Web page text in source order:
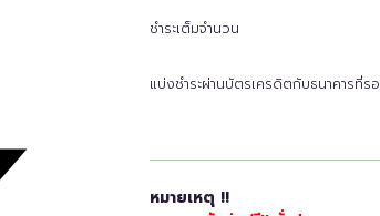
ชำระเต็มจำนวน
แบ่งชำระผ่านบัตรเครดิตกับธนาคารที่ร
หมายเหตุ !!